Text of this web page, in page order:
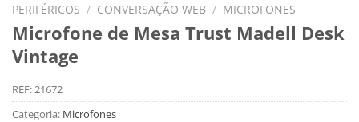
PERIFÉRICOS / CONVERSAÇÃO WEB / MICROFONES
Microfone de Mesa Trust Madell Desk
Vintage
REF:21672
Categoria: Microfones